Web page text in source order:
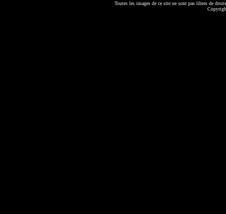
Toutes les images de ce site ne sont pas libres de